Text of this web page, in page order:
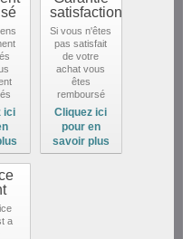
ici
satisfaction
Si vous n'êtes
pas satisfait
de votre
achat vous
êtes
remboursé
Cliquez ici
pour en
savoir plus
a